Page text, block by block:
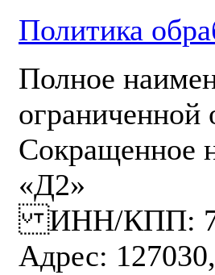
Политика
Полное
Сокращенное
«Д2»
ИНН/КПП:
Адрес: